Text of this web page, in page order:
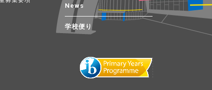
News
学校便り